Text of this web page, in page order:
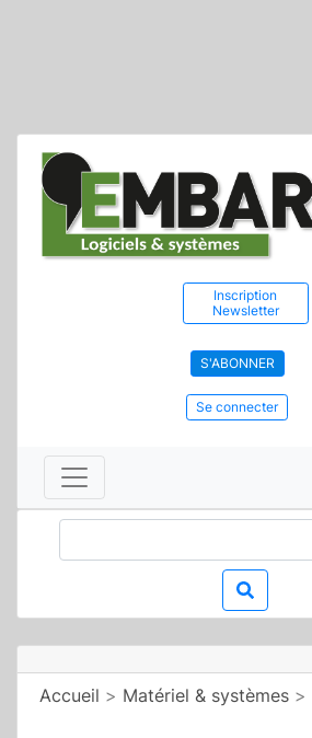
Inscription
Newsletter
S'ABONNER
Se connecter
Accueil > Matériel & systèmes >